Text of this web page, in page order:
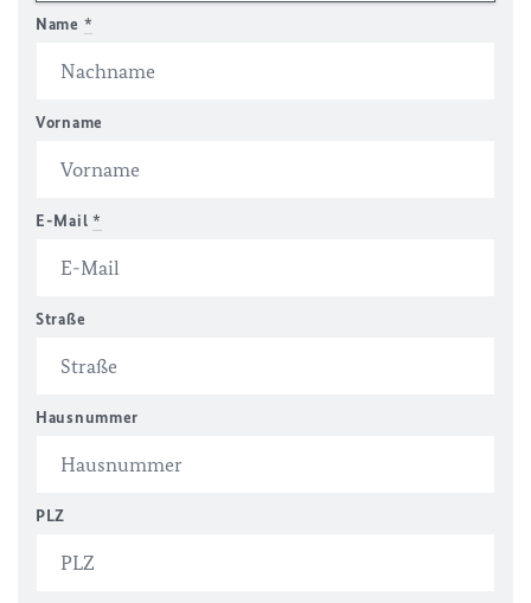
Name *
Vorname
E-Mail *
Straße
Hausnummer
PLZ